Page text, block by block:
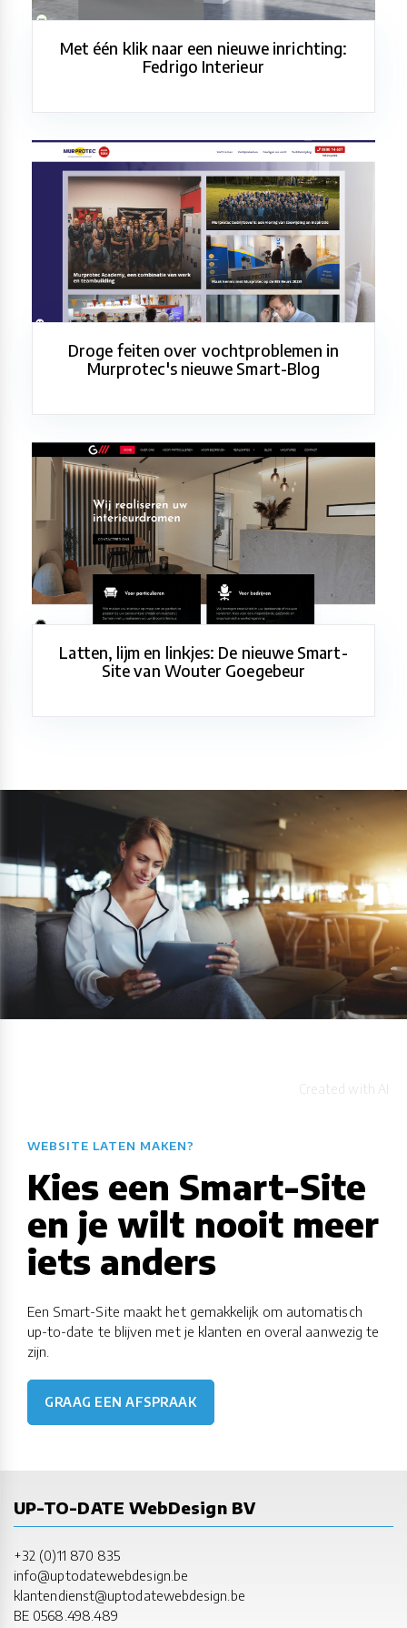
Met één klik naar een nieuwe inrichting:
Fedrigo Interieur
Droge feiten over vochtproblemen in
Murprotec's nieuwe Smart-Blog
Latten, lijm en linkjes: De nieuwe Smart-
Site van Wouter Goegebeur
WEBSITE LATEN MAKEN?
Kies een Smart-Site
en je wilt nooit meer
iets anders
Een Smart-Site maakt het gemakkelijk om automatisch
up-to-date te blijven met je klanten en overal aanwezig te
zijn.
GRAAG EEN AFSPRAAK
UP-TO-DATE WebDesign BV
+32 (0)11 870 835
info@uptodatewebdesign.be
klantendienst@uptodatewebdesign.be
BE 0568.498.489